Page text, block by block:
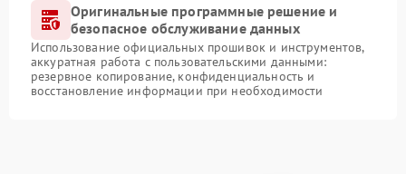
Оригинальные программные решение и
безопасное обслуживание данных
Использование официальных прошивок и инструментов,
аккуратная работа с пользовательскими данными:
резервное копирование, конфиденциальность и
восстановление информации при необходимости